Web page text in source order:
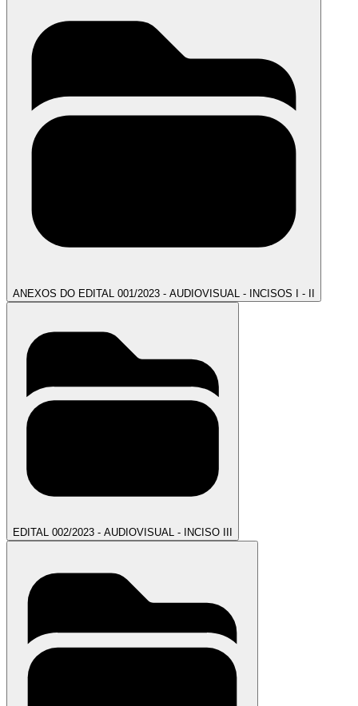
ANEXOS DO EDITAL 001/2023 - AUDIOVISUAL - INCISOS I - II
EDITAL 002/2023 - AUDIOVISUAL - INCISO III